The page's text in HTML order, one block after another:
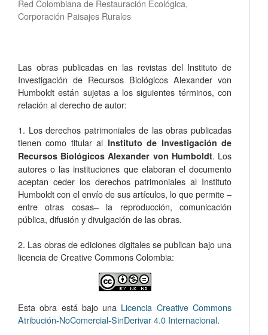
Red Colombiana de Restauración Ecológica,
Corporación Paisajes Rurales
Las obras publicadas en las revistas del Instituto de
Investigación de Recursos Biológicos Alexander von
Humboldt están sujetas a los siguientes términos, con
relación al derecho de autor:
1. Los derechos patrimoniales de las obras publicadas
tienen como titular al Instituto de Investigación de
Recursos Biológicos Alexander von Humboldt. Los
autores o las instituciones que elaboran el documento
aceptan ceder los derechos patrimoniales al Instituto
Humboldt con el envío de sus artículos, lo que permite –
entre otras cosas­– la reproducción, comunicación
pública, difusión y divulgación de las obras.
2. Las obras de ediciones digitales se publican bajo una
licencia de Creative Commons Colombia:
Esta obra está bajo una Licencia Creative Commons
Atribución-NoComercial-SinDerivar 4.0 Internacional.